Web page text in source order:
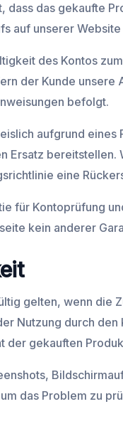
dass das gekaufte
auf unserer
des Kontos
der Kunde
befolgt.
aufgrund
Ersatz
eine
für Kontoprüfung
kein anderer
gelten, wenn die
Nutzung durch
der gekauften
das Problem zu